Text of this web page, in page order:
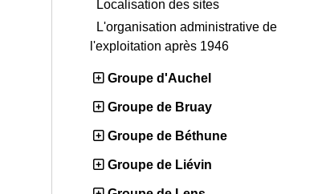
Localisation des sites
L'organisation administrative de
l'exploitation après 1946
Groupe d'Auchel
Groupe de Bruay
Groupe de Béthune
Groupe de Liévin